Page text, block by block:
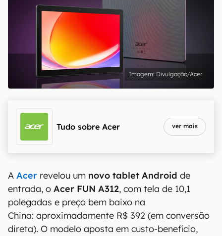
Divulgação/Acer
Tudo sobre Acer ver mais
A Acer revelou um novo tablet Android de
entrada, o Acer FUN A312, com tela de 10,1
polegadas e preço bem baixo na
China: aproximadamente R$ 392 (em conversão
direta). O modelo aposta em custo-benefício,